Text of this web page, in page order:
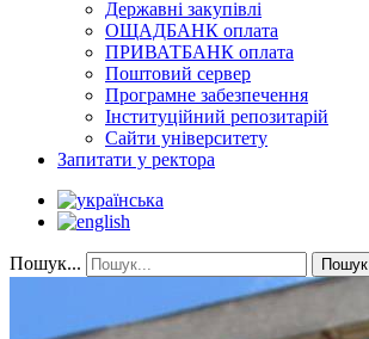
Державні закупівлі
ОЩАДБАНК оплата
ПРИВАТБАНК оплата
Поштовий сервер
Програмне забезпечення
Інституційний репозитарій
Сайти університету
Запитати у ректора
Пошук... Пошук